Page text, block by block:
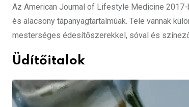
Az American Journal of Lifestyle Medicine
és alacsony tápanyagtartalmúak. Tele vannak
mesterséges édesítőszerekkel, sóval és
Üdítőitalok